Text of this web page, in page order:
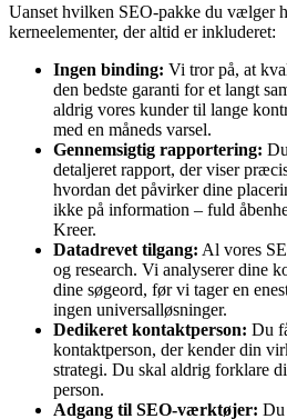
Uanset hvilken SEO-pakke du vælger
kerneelementer, der altid er inkluderet:
Ingen binding: Vi tror på, at
den bedste garanti for et langt
aldrig vores kunder til lange
med en måneds varsel.
Gennemsigtig rapportering:
detaljeret rapport, der viser
hvordan det påvirker dine
ikke på information – fuld
Kreer.
Datadrevet tilgang: Al vores
og research. Vi analyserer dine
dine søgeord, før vi tager en
ingen universalløsninger.
Dedikeret kontaktperson: Du
kontaktperson, der kender din
strategi. Du skal aldrig forklare
person.
Adgang til SEO-værktøjer: Du